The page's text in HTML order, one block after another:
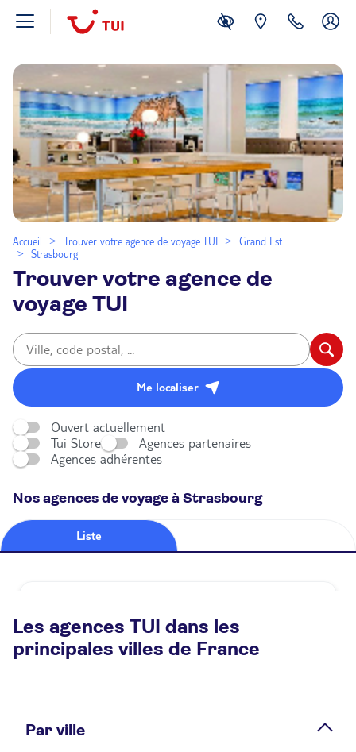
Accueil Trouver votre agence de voyage TUI
Grand Est
Strasbourg
Trouver votre agence de
voyage TUI
Me localiser
Ouvert actuellement
Tui Store
Agences partenaires
Agences adhérentes
Nos agences de voyage à Strasbourg
Liste
Carte
Fermé.Ouvre demain à 09:00
7 rue Du Fosse Des Tanneurs 67000 Strasbourg
Les agences TUI dans les
principales villes de France
Par ville